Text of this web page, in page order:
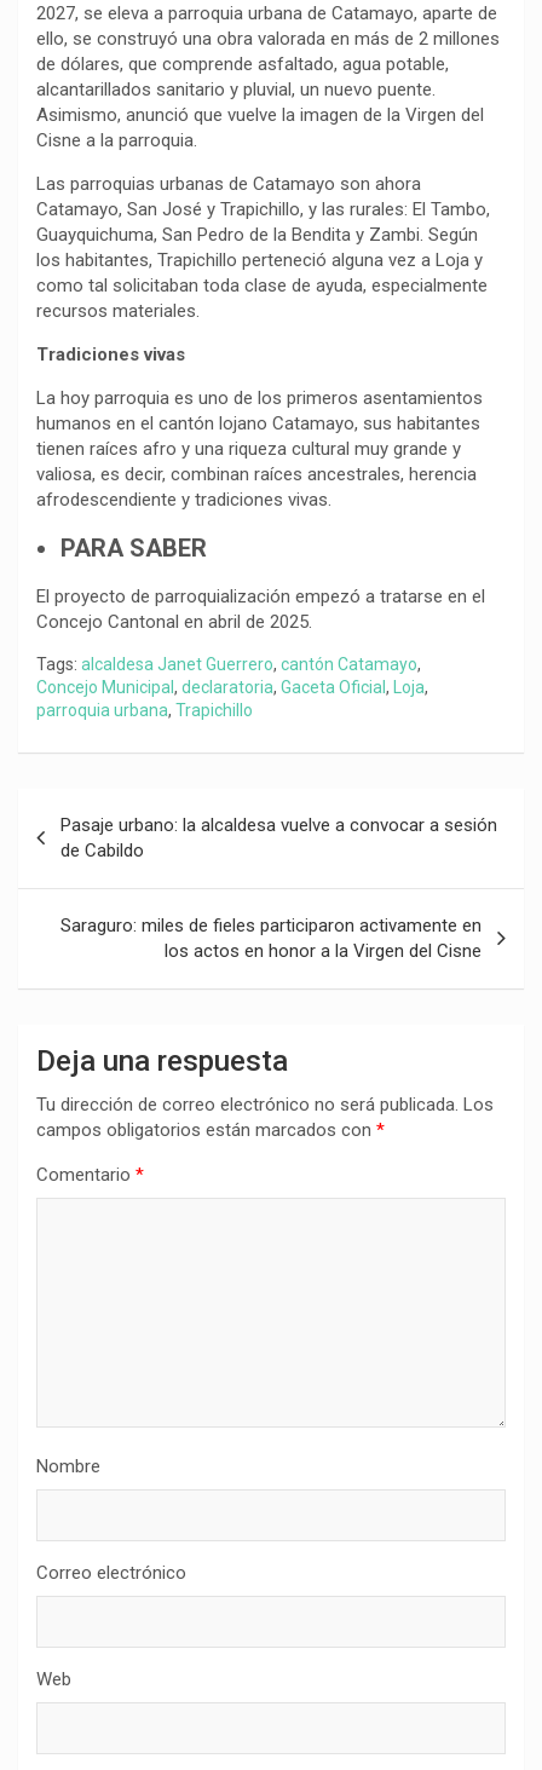
2027, se eleva a parroquia urbana de Catamayo, aparte de
ello, se construyó una obra valorada en más de 2 millones
de dólares, que comprende asfaltado, agua potable,
alcantarillados sanitario y pluvial, un nuevo puente.
Asimismo, anunció que vuelve la imagen de la Virgen del
Cisne a la parroquia.
Las parroquias urbanas de Catamayo son ahora
Catamayo, San José y Trapichillo, y las rurales: El Tambo,
Guayquichuma, San Pedro de la Bendita y Zambi. Según
los habitantes, Trapichillo perteneció alguna vez a Loja y
como tal solicitaban toda clase de ayuda, especialmente
recursos materiales.
Tradiciones vivas
La hoy parroquia es uno de los primeros asentamientos
humanos en el cantón lojano Catamayo, sus habitantes
tienen raíces afro y una riqueza cultural muy grande y
valiosa, es decir, combinan raíces ancestrales, herencia
afrodescendiente y tradiciones vivas.
PARA SABER
El proyecto de parroquialización empezó a tratarse en el
Concejo Cantonal en abril de 2025.
Tags: alcaldesa Janet Guerrero, cantón Catamayo,
Concejo Municipal , declaratoria, Gaceta Oficial , Loja,
parroquia urbana, Trapichillo
de
entradas
Pasaje urbano: la alcaldesa vuelve a convocar a sesión
de Cabildo
Saraguro: miles de fieles participaron activamente en
los actos en honor a la Virgen del Cisne
Deja una respuesta
Tu dirección de correo electrónico no será publicada. Los
campos obligatorios están marcados con *
Comentario *
Nombre
Correo electrónico
Web